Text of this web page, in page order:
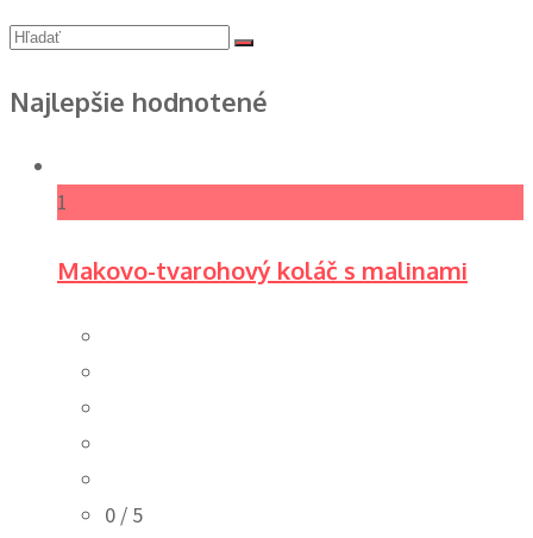
Najlepšie hodnotené
1
Makovo-tvarohový koláč s malinami
0 / 5